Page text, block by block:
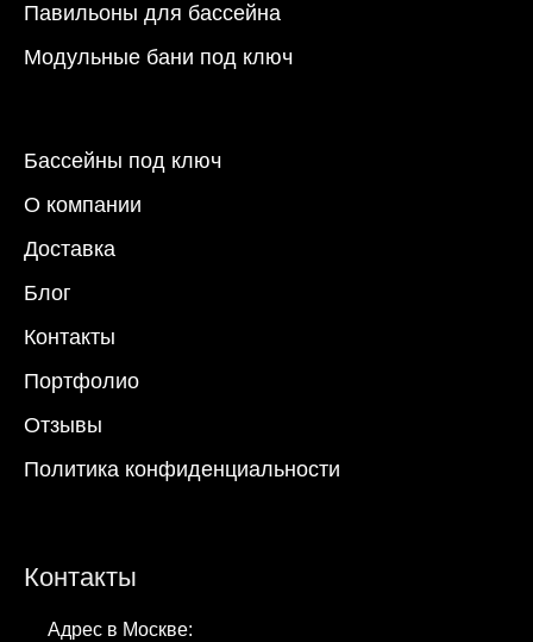
Павильоны для бассейна
Модульные бани под ключ
Бассейны под ключ
О компании
Доставка
Блог
Контакты
Портфолио
Отзывы
Политика конфиденциальности
Контакты
Адрес в Москве: